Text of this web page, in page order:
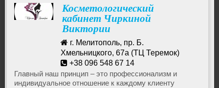
Пилинг
Покрытие гель-лаком
Косметологический
кабинет Чиркиной
Виктории
г. Мелитополь, пр. Б.
Хмельницкого, 67а (ТЦ Теремок)
+38 096 548 67 14
Главный наш принцип – это профессионализм и
индивидуальное отношение к каждому клиенту